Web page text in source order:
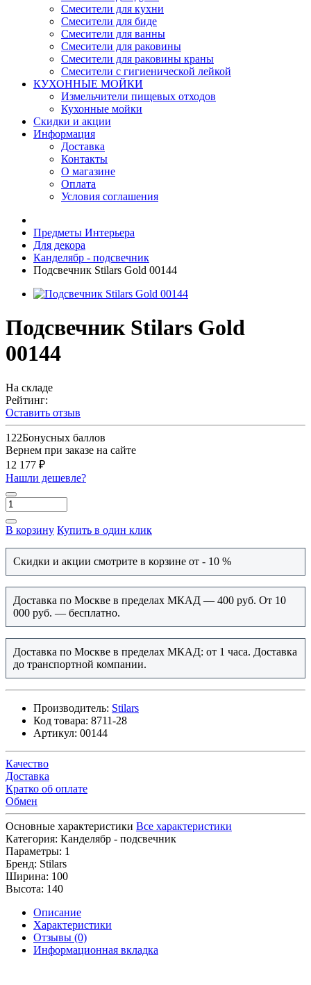
Смесители для кухни
Смесители для биде
Смесители для ванны
Смесители для раковины
Смесители для раковины краны
Смесители с гигиенической лейкой
КУХОННЫЕ МОЙКИ
Измельчители пищевых отходов
Кухонные мойки
Скидки и акции
Информация
Доставка
Контакты
О магазине
Оплата
Условия соглашения
Предметы Интерьера
Для декора
Канделябр - подсвечник
Подсвечник Stilars Gold 00144
Подсвечник Stilars Gold
00144
На складе
Рейтинг:
Оставить отзыв
122Бонусных баллов
Вернем при заказе на сайте
12 177 ₽
Нашли дешевле?
В корзину Купить в один клик
Скидки и акции смотрите в корзине от - 10 %
Доставка по Москве в пределах МКАД — 400 руб. От 10
000 руб. — бесплатно.
Доставка по Москве в пределах МКАД: от 1 часа. Доставка
до транспортной компании.
Производитель: Stilars
Код товара: 8711-28
Артикул: 00144
Качество
Доставка
Кратко об оплате
Обмен
Основные характеристики Все характеристики
Категория: Канделябр - подсвечник
Параметры: 1
Бренд: Stilars
Ширина: 100
Высота: 140
Описание
Характеристики
Отзывы (0)
Информационная вкладка